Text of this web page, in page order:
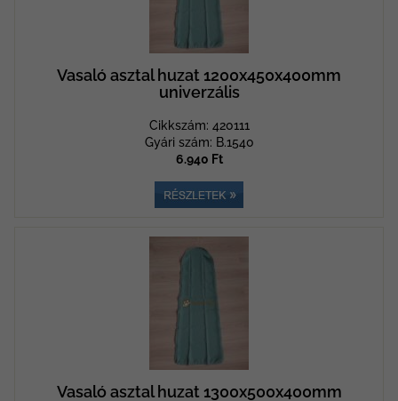
Vasaló asztal huzat 1200x450x400mm
univerzális
Cikkszám: 420111
Gyári szám: B.1540
6.940 Ft
Vasaló asztal huzat 1300x500x400mm